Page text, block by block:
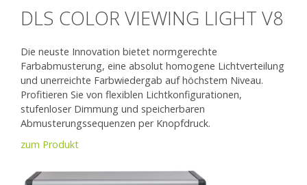
DLS COLOR VIEWING LIGHT V8
Die neuste Innovation bietet normgerechte
Farbabmusterung, eine absolut homogene Lichtverteilung
und unerreichte Farbwiedergab auf höchstem Niveau.
Profitieren Sie von flexiblen Lichtkonfigurationen,
stufenloser Dimmung und speicherbaren
Abmusterungssequenzen per Knopfdruck.
zum Produkt